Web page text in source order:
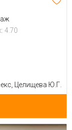
4.70
Целищева Ю.Г.